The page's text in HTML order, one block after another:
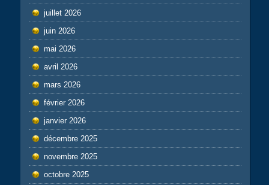
juillet 2026
juin 2026
mai 2026
avril 2026
mars 2026
février 2026
janvier 2026
décembre 2025
novembre 2025
octobre 2025